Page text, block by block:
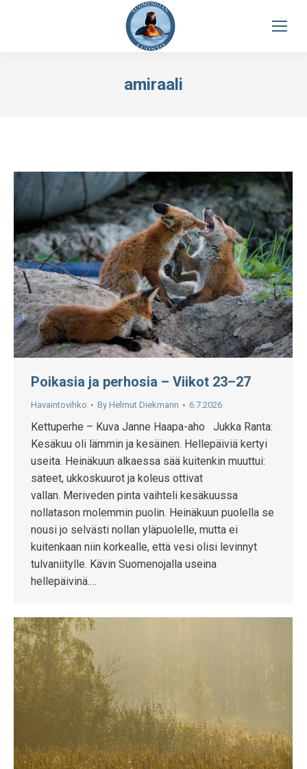
amiraali
Poikasia ja perhosia – Viikot 23–27
Havaintovihko By Helmut Diekmann 6.7.2026
Kettuperhe – Kuva Janne Haapa-aho Jukka Ranta:
Kesäkuu oli lämmin ja kesäinen. Hellepäiviä kertyi
useita. Heinäkuun alkaessa sää kuitenkin muuttui:
sateet, ukkoskuurot ja koleus ottivat
vallan. Meriveden pinta vaihteli kesäkuussa
nollatason molemmin puolin. Heinäkuun puolella se
nousi jo selvästi nollan yläpuolelle, mutta ei
kuitenkaan niin korkealle, että vesi olisi levinnyt
tulvaniitylle. Kävin Suomenojalla useina
hellepäivinä.…